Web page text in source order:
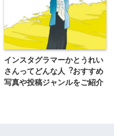
インスタグラマーかとうれい
さんってどんな⼈︖おすすめ
写真や投稿ジャンルをご紹介